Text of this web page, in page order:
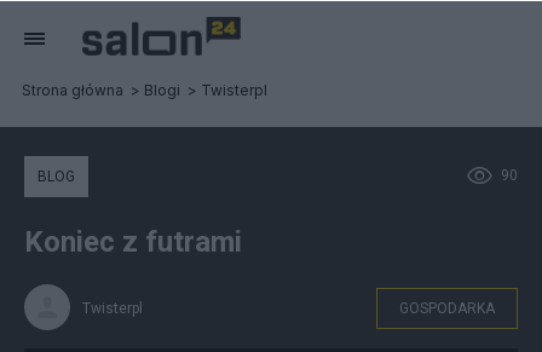
Strona główna Blogi Twisterpl
90
BLOG
Koniec z futrami
Twisterpl GOSPODARKA